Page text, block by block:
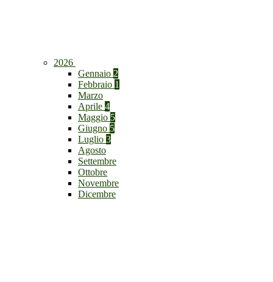
2026
Gennaio 2
Febbraio 1
Marzo
Aprile 4
Maggio 5
Giugno 5
Luglio 3
Agosto
Settembre
Ottobre
Novembre
Dicembre